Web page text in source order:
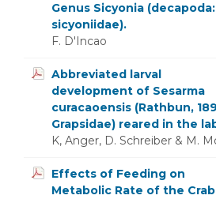
Genus Sicyonia (decapoda:
sicyoniidae).
F. D'Incao
Abbreviated larval
development of Sesarma
curacaoensis (Rathbun,
Grapsidae) reared in the
K, Anger, D. Schreiber & M.
Effects of Feeding on
Metabolic Rate of the Crab